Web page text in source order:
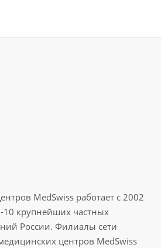
MedSwiss работает с 2002
10 крупнейших частных
России. Филиалы сети
центров MedSwiss